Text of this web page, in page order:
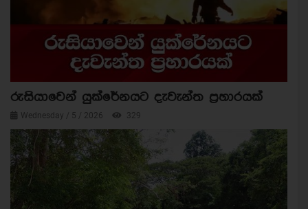
රුසියාවෙන් යුක්රේනයට දැවැන්ත ප්‍රහාරයක්
Wednesday / 5 / 2026 329